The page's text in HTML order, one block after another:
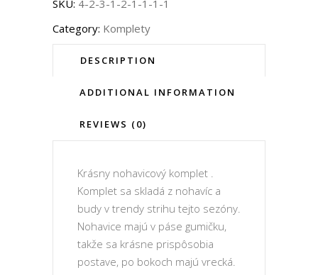
SKU: 4-2-3-1-2-1-1-1-1
Category: Komplety
DESCRIPTION
ADDITIONAL INFORMATION
REVIEWS (0)
Krásny nohavicový komplet .
Komplet sa skladá z nohavíc a
budy v trendy strihu tejto sezóny.
Nohavice majú v páse gumičku,
takže sa krásne prispôsobia
postave, po bokoch majú vrecká.